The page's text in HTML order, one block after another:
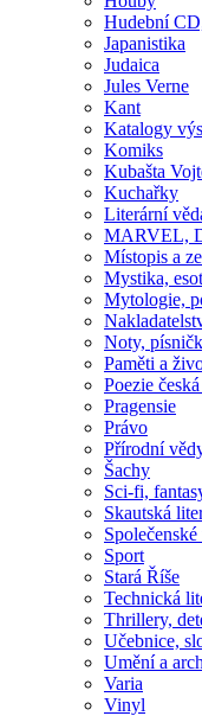
Hudební
Japanistika
Judaica
Jules Verne
Kant
Katalogy
Komiks
Kubašta
Kuchařky
Literární
MARVEL,
Místopis a
Mystika,
Mytologie,
Noty,
Paměti a
Poezie
Pragensie
Právo
Přírodní
Šachy
Sci-fi,
Skautská
Sport
Stará Říše
Technická
Thrillery,
Učebnice,
Umění a
Varia
Vinyl